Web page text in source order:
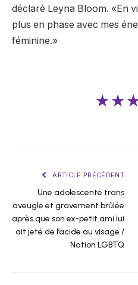
déclaré Leyna Bloom. «En
plus en phase avec mes
féminine.»
ARTICLE PRÉCÉDENT
Une adolescente trans
aveugle et gravement brûlée
après que son ex-petit ami lui
ait jeté de l’acide au visage /
Nation LGBTQ